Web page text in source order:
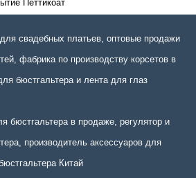
Петтикоат
свадебных платьев, оптовые продажи
фабрика по производству корсетов в
бюстгальтера и лента для глаз
бюстгальтера в продаже, регулятор и
производитель аксессуаров для
Китай